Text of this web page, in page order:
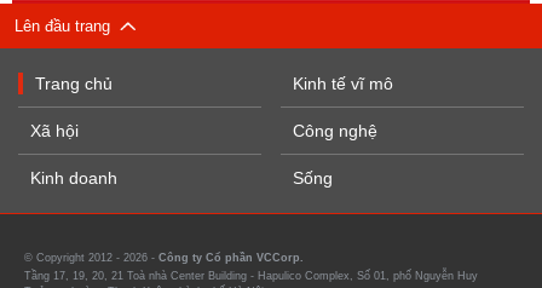
Lên đầu trang
Trang chủ
Xã hội
Kinh doanh
Kinh tế vĩ mô
Công nghệ
Sống
© Copyright 2012 - 2026 - Công ty Cổ phần VCCorp.
Tầng 17, 19, 20, 21 Toà nhà Center Building - Hapulico Complex, Số 01, phố Nguyễn Huy